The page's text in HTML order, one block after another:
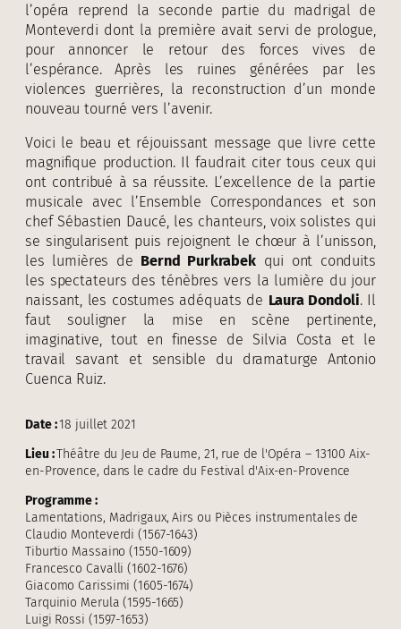
l’opéra reprend la seconde partie du madrigal de
Monteverdi dont la première avait servi de prologue,
pour annoncer le retour des forces vives de
l’espérance. Après les ruines générées par les
violences guerrières, la reconstruction d’un monde
nouveau tourné vers l’avenir.
Voici le beau et réjouissant message que livre cette
magnifique production. Il faudrait citer tous ceux qui
ont contribué à sa réussite. L’excellence de la partie
musicale avec l’Ensemble Correspondances et son
chef Sébastien Daucé, les chanteurs, voix solistes qui
se singularisent puis rejoignent le chœur à l’unisson,
les lumières de Bernd Purkrabek qui ont conduits
les spectateurs des ténèbres vers la lumière du jour
naissant, les costumes adéquats de Laura Dondoli. Il
faut souligner la mise en scène pertinente,
imaginative, tout en finesse de Silvia Costa et le
travail savant et sensible du dramaturge Antonio
Cuenca Ruiz.
Date :18 juillet 2021
Lieu :Théâtre du Jeu de Paume, 21, rue de l'Opéra – 13100 Aix-
en-Provence, dans le cadre du Festival d'Aix-en-Provence
Programme :
Lamentations, Madrigaux, Airs ou Pièces instrumentales de
Claudio Monteverdi (1567-1643)
Tiburtio Massaino (1550-1609)
Francesco Cavalli (1602-1676)
Giacomo Carissimi (1605-1674)
Tarquinio Merula (1595-1665)
Luigi Rossi (1597-1653)